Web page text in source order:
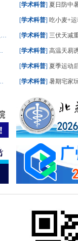
[学术科普] 夏日防中
[学术科普] 吃小麦+
[学术科普] 三伏天减重
[学术科普] 高温天易
[学术科普] 夏季运动
[学术科普] 暑期宅家玩